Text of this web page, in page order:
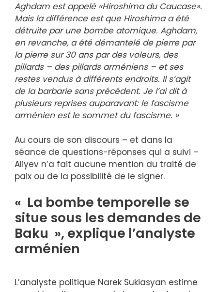
Aghdam est appelé «Hiroshima du Caucase».
Mais la différence est que Hiroshima a été
détruite par une bombe atomique. Aghdam,
en revanche, a été démantelé de pierre par
la pierre sur 30 ans par des voleurs, des
pillards – des pillards arméniens – et ses
restes vendus à différents endroits. Il s’agit
de la barbarie sans précédent. Je l’ai dit à
plusieurs reprises auparavant: le fascisme
arménien est le sommet du fascisme. »
Au cours de son discours – et dans la
séance de questions-réponses qui a suivi –
Aliyev n’a fait aucune mention du traité de
paix ou de la possibilité de le signer.
« La bombe temporelle se
situe sous les demandes de
Baku », explique l’analyste
arménien
L’analyste politique Narek Sukiasyan estime